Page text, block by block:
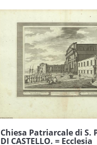
Chiesa Patriarcale di S.
DI CASTELLO. = Ecclesia